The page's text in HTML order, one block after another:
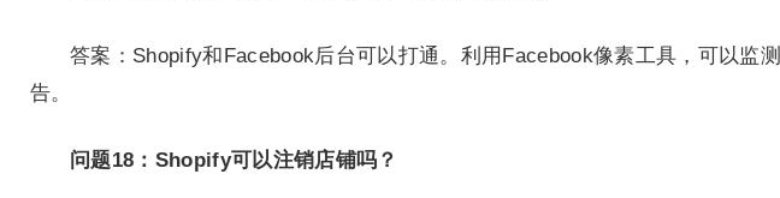
答案：Shopify和Facebook后台可以打通。利用Facebook像素工具，可以监
告。
问题18：Shopify可以注销店铺吗？